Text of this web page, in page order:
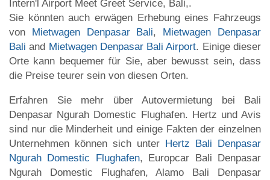
Intern'l Airport Meet Greet Service, Bali,.
Sie könnten auch erwägen Erhebung eines Fahrzeugs
von Mietwagen Denpasar Bali, Mietwagen Denpasar
Bali and Mietwagen Denpasar Bali Airport. Einige dieser
Orte kann bequemer für Sie, aber bewusst sein, dass
die Preise teurer sein von diesen Orten.
Erfahren Sie mehr über Autovermietung bei Bali
Denpasar Ngurah Domestic Flughafen. Hertz und Avis
sind nur die Minderheit und einige Fakten der einzelnen
Unternehmen können sich unter Hertz Bali Denpasar
Ngurah Domestic Flughafen, Europcar Bali Denpasar
Ngurah Domestic Flughafen, Alamo Bali Denpasar